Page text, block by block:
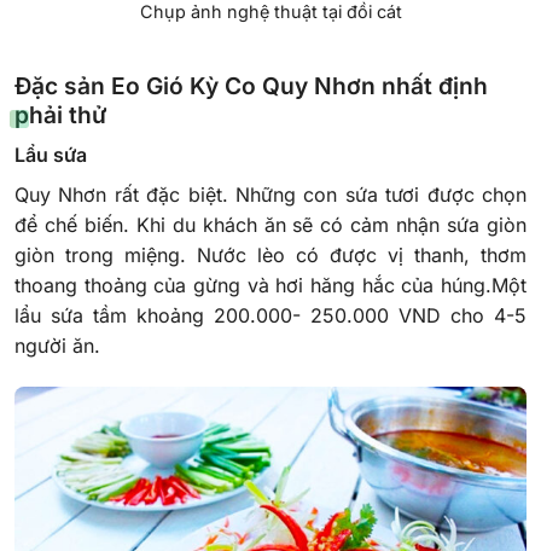
Chụp ảnh nghệ thuật tại đồi cát
Đặc sản Eo Gió Kỳ Co Quy Nhơn nhất định
phải thử
Lẩu sứa
Quy Nhơn rất đặc biệt. Những con sứa tươi được chọn
để chế biến. Khi du khách ăn sẽ có cảm nhận sứa giòn
giòn trong miệng. Nước lèo có được vị thanh, thơm
thoang thoảng của gừng và hơi hăng hắc của húng.Một
lẩu sứa tầm khoảng 200.000- 250.000 VND cho 4-5
người ăn.